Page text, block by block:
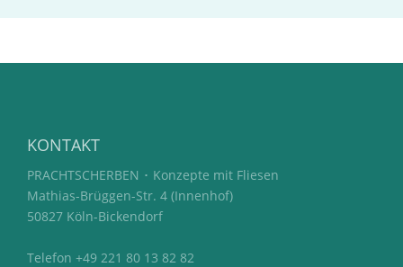
KONTAKT
PRACHTSCHERBEN ･ Konzepte mit Fliesen
Mathias-Brüggen-Str. 4 (Innenhof)
50827 Köln-Bickendorf
Telefon +49 221 80 13 82 82